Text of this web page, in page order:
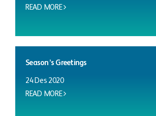
READ MORE
Season’s Greetings
24 Des 2020
READ MORE